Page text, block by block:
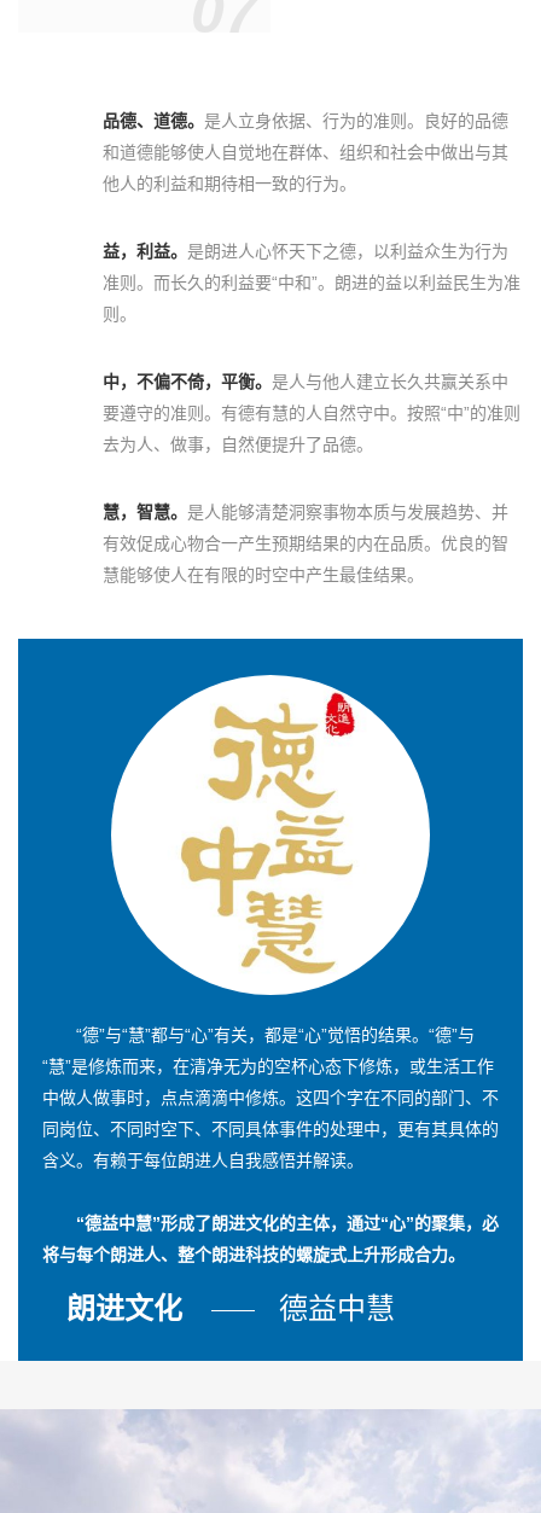
品德、道德。 是人立身依据、行为的准则。良好的品德
和道德能够使人自觉地在群体、组织和社会中做出与其
他人的利益和期待相一致的行为。
益，利益。 是朗进人心怀天下之德，以利益众生为行为
准则。而长久的利益要“中和”。朗进的益以利益民生为准
则。
中，不偏不倚，平衡。 是人与他人建立长久共赢关系中
要遵守的准则。有德有慧的人自然守中。按照“中”的准则
去为人、做事，自然便提升了品德。
慧，智慧。 是人能够清楚洞察事物本质与发展趋势、并
有效促成心物合一产生预期结果的内在品质。优良的智
慧能够使人在有限的时空中产生最佳结果。
“德”与“慧”都与“心”有关，都是“心”觉悟的结果。“德”与
“慧”是修炼而来，在清净无为的空杯心态下修炼，或生活工作
中做人做事时，点点滴滴中修炼。这四个字在不同的部门、不
同岗位、不同时空下、不同具体事件的处理中，更有其具体的
含义。有赖于每位朗进人自我感悟并解读。
“德益中慧”形成了朗进文化的主体，通过“心”的聚集，必
将与每个朗进人、整个朗进科技的螺旋式上升形成合力。
朗进文化 德益中慧